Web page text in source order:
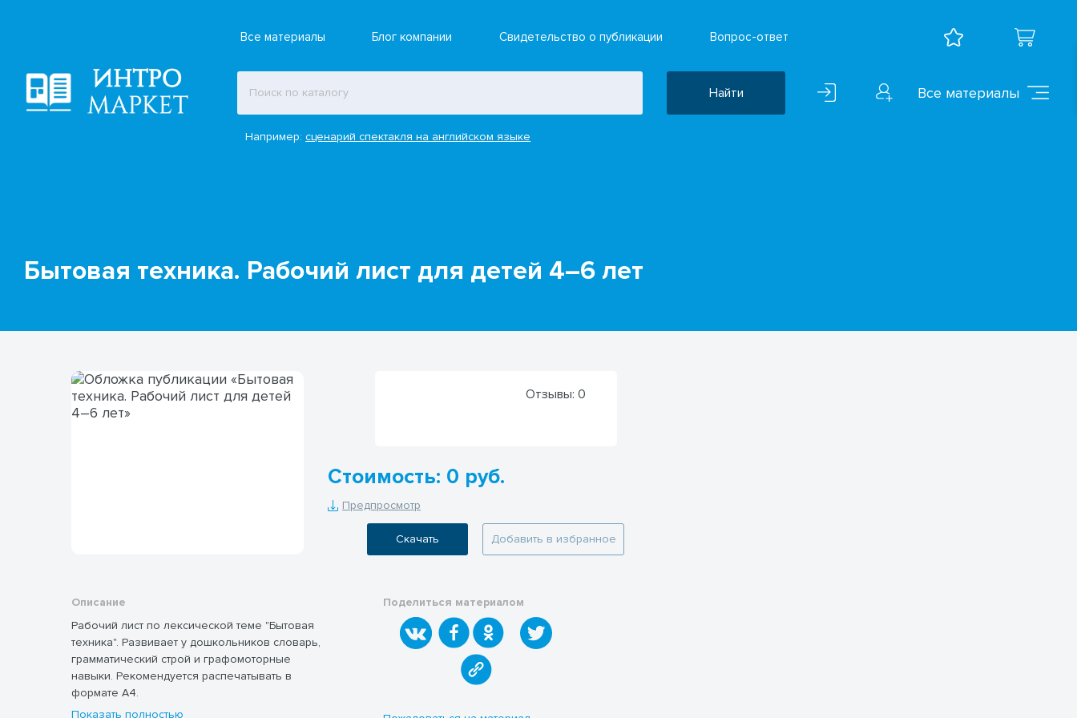
Все материалы Блог компании Свидетельство о публикации Вопрос-ответ
Найти
Например:сценарий спектакля на английском языке
Все материалы
Бытовая техника. Рабочий лист для детей 4–6 лет
Отзывы: 0
Стоимость: 0 руб.
Предпросмотр
Скачать Добавить в избранное
Описание
Рабочий лист по лексической теме "Бытовая
техника". Развивает у дошкольников словарь,
грамматический строй и графомоторные
навыки. Рекомендуется распечатывать в
формате А4.
Показать полностью
Поделиться материалом